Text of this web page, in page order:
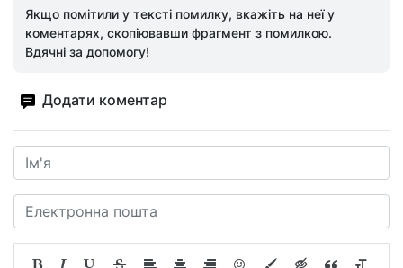
Якщо помітили у тексті помилку, вкажіть на неї у
коментарях, скопіювавши фрагмент з помилкою.
Вдячні за допомогу!
Додати коментар